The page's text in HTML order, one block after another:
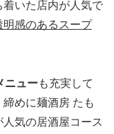
いた店内が人気で
明感のあるスープ
ニューも充実して
めに麺酒房 たも
気の居酒屋コース